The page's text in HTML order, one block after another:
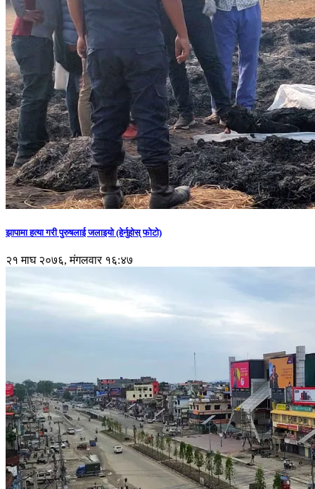
झापामा हत्या गरी पुरुषलाई जलाइयो (हेर्नुहाेस् फाेटाे)
२१ माघ २०७६, मंगलवार १६:४७